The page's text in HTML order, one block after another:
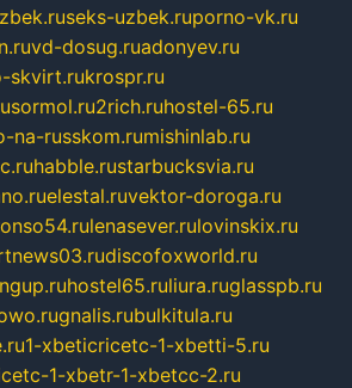
seks-uzbek.ruporno-vk.ru
vd-dosug.ruadonyev.ru
skvirt.rukrospr.ru
sormol.ru2rich.ruhostel-65.ru
na-russkom.rumishinlab.ru
habble.rustarbucksvia.ru
elestal.ruvektor-doroga.ru
lenasever.rulovinskix.ru
discofoxworld.ru
hostel65.ruliura.ruglasspb.ru
gnalis.rubulkitula.ru
1-xbeticricetc-1-xbetti-5.ru
1-xbetr-1-xbetcc-2.ru